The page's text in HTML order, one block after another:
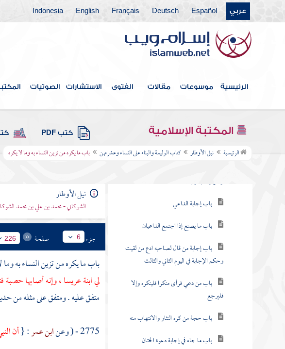
عربي Español
Deutsch
Français
English
Indonesia
الرئيسية موسوعات مقالات الفتوى الاستشارات الصوتيات
المكتبة الإسلامية كتب PDF
الرئيسية نيل الأوطار كتاب الوليمة والبناء على النساء وعشرتهن باب ما يكره من تزين النساء به وما لا يكره
كتاب الوقف
كتاب الوصايا
كتاب الفرائض
كتاب العتق
كتاب النكاح
كتاب الصداق
كتاب الوليمة والبناء على النساء وعشرتهن
وجوازها بدونها
باب إجابة الداعي
باب ما يصنع إذا اجتمع الداعيان
باب إجابة من قال لصاحبه ادع من لقيت
وحكم الإجابة في اليوم الثاني والثالث
باب من دعي فرأى منكرا فلينكره وإلا
فليرجع
باب حجة من كره النثار والانتهاب منه
باب ما جاء في إجابة دعوة الختان
نيل الأوطار
الشوكاني - محمد بن علي بن محمد
جزء 6 صفحة 226
باب ما يكره من تزين النساء به وما
لي ابنة عريسا ، وإنه أصابها
متفق عليه . ومتفق على مثله من
2775 - ( وعن
ابن عمر: {أن